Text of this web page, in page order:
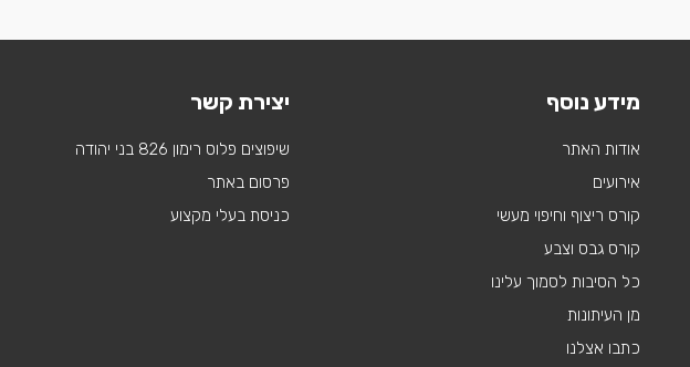
מידע נוסף
אודות האתר
אירועים
קורס ריצוף וחיפוי מעשי
קורס גבס וצבע
כל הסיבות לסמוך עלינו
מן העיתונות
כתבו אצלנו
יצירת קשר
שיפוצים פלוס רימון 826 בני יהודה
פרסום באתר
כניסת בעלי מקצוע